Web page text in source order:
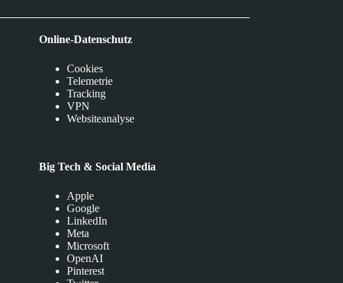
Online-Datenschutz
Cookies
Telemetrie
Tracking
VPN
Websiteanalyse
Big Tech & Social Media
Apple
Google
LinkedIn
Meta
Microsoft
OpenAI
Pinterest